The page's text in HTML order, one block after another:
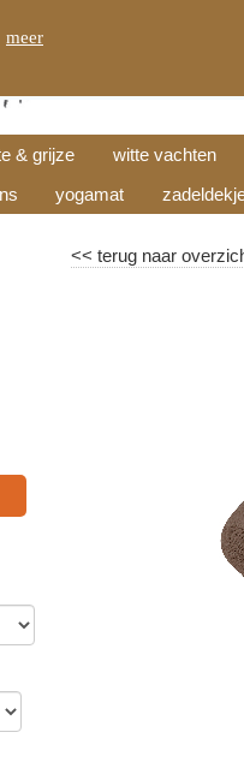
& grijze witte vachten
yogamat
<<terug naar
meer